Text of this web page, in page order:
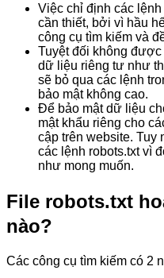
Việc chỉ định các
cần thiết, bởi vì hầu
công cụ tìm kiếm và
Tuyệt đối không
dữ liệu riêng tư như
sẽ bỏ qua các lệnh
bảo mật không cao.
Để bảo mật dữ liệu
mật khẩu riêng cho
cập trên website. Tuy
các lệnh robots.txt vì
như mong muốn.
File robots.txt
nào?
Các công cụ tìm kiếm có 2